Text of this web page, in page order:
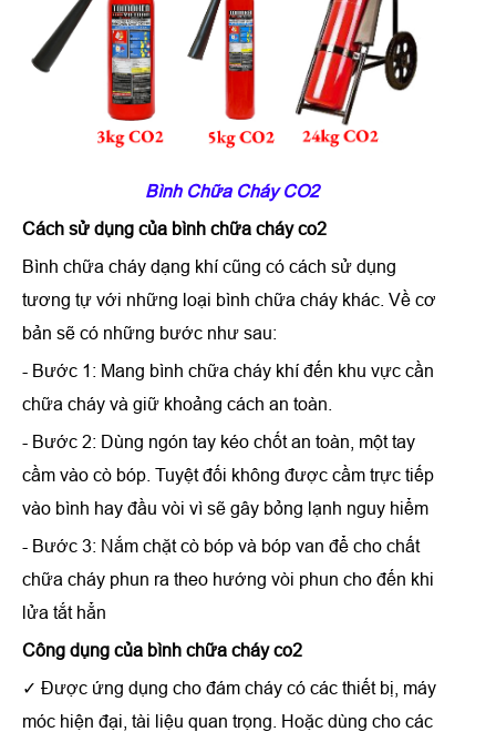
Bình Chữa Cháy CO2
Cách sử dụng của bình chữa cháy co2
Bình chữa cháy dạng khí cũng có cách sử dụng
tương tự với những loại bình chữa cháy khác. Về cơ
bản sẽ có những bước như sau:
- Bước 1: Mang bình chữa cháy khí đến khu vực cần
chữa cháy và giữ khoảng cách an toàn.
- Bước 2: Dùng ngón tay kéo chốt an toàn, một tay
cầm vào cò bóp. Tuyệt đối không được cầm trực tiếp
vào bình hay đầu vòi vì sẽ gây bỏng lạnh nguy hiểm
- Bước 3: Nắm chặt cò bóp và bóp van để cho chất
chữa cháy phun ra theo hướng vòi phun cho đến khi
lửa tắt hẳn
Công dụng của bình chữa cháy co2
✓ Được ứng dụng cho đám cháy có các thiết bị, máy
móc hiện đại, tài liệu quan trọng. Hoặc dùng cho các